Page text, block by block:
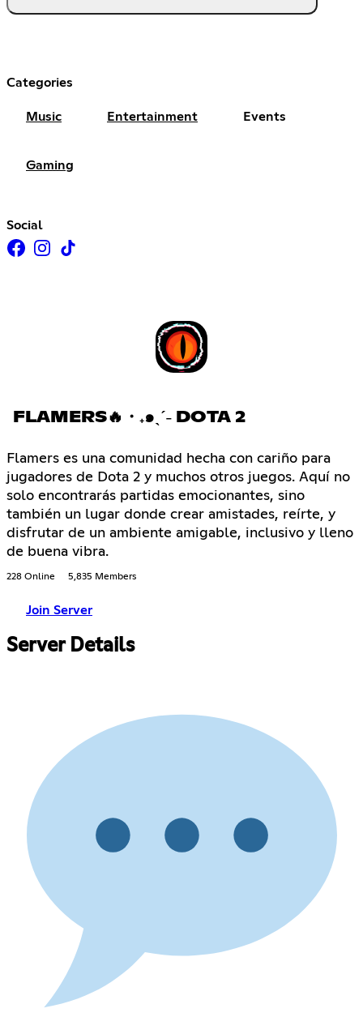
Categories
Music Entertainment Events
Gaming
Social
FLAMERS🔥・₊๑ˎˊ˗ DOTA 2
Flamers es una comunidad hecha con cariño para
jugadores de Dota 2 y muchos otros juegos. Aquí no
solo encontrarás partidas emocionantes, sino
también un lugar donde crear amistades, reírte, y
disfrutar de un ambiente amigable, inclusivo y lleno
de buena vibra.
228 Online 5,835 Members
Join Server
Server Details